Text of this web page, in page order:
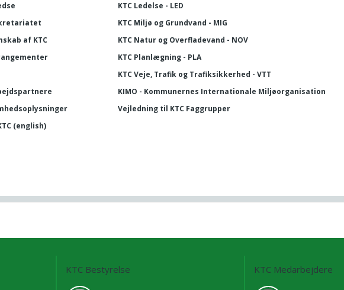
af KTC
(english)
KTC Ledelse - LED
KTC Miljø og Grundvand - MIG
KTC Natur og Overfladevand - NOV
KTC Planlægning - PLA
KTC Veje, Trafik og Trafiksikkerhed - VTT
KIMO - Kommunernes Internationale Miljøorganisation
Vejledning til KTC Faggrupper
KTC Bestyrelse KTC Medarbejdere